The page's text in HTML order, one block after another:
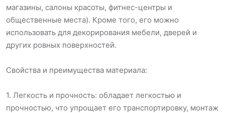
магазины, салоны красоты, фитнес-центры и
общественные места). Кроме того, его можно
использовать для декорирования мебели, дверей и
других ровных поверхностей.
Свойства и преимущества материала:
1. Легкость и прочность: обладает легкостью и
прочностью, что упрощает его транспортировку, монтаж